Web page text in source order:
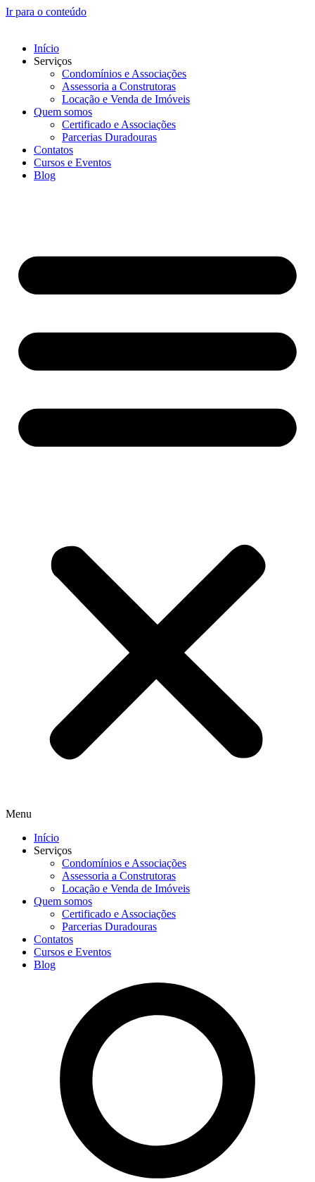
Ir para o conteúdo
Início
Serviços
Condomínios e Associações
Assessoria a Construtoras
Locação e Venda de Imóveis
Quem somos
Certificado e Associações
Parcerias Duradouras
Contatos
Cursos e Eventos
Blog
Menu
Início
Serviços
Condomínios e Associações
Assessoria a Construtoras
Locação e Venda de Imóveis
Quem somos
Certificado e Associações
Parcerias Duradouras
Contatos
Cursos e Eventos
Blog